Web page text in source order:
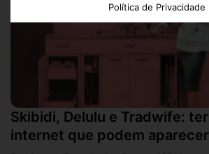
Skibidi, Delulu e Tradwife:
internet que podem
Política de Privacidade